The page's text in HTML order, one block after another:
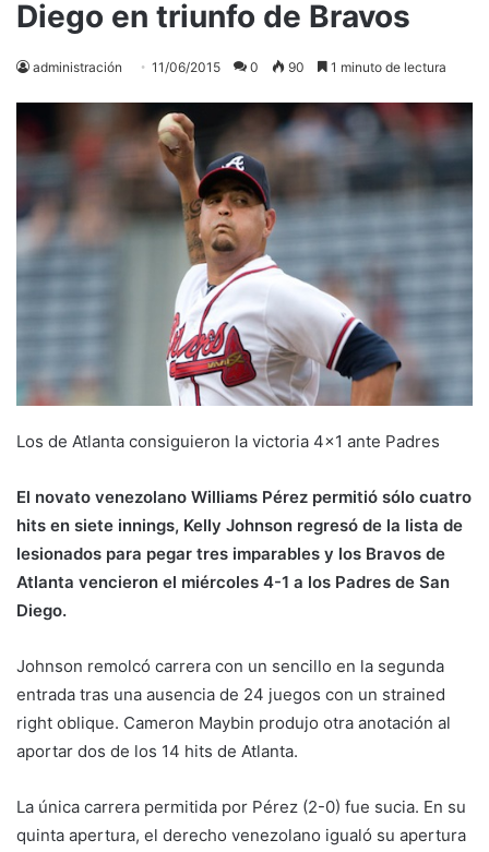
Diego en triunfo de Bravos
administración 11/06/2015 0 90 1 minuto de lectura
Los de Atlanta consiguieron la victoria 4×1 ante Padres
El novato venezolano Williams Pérez permitió sólo cuatro
hits en siete innings, Kelly Johnson regresó de la lista de
lesionados para pegar tres imparables y los Bravos de
Atlanta vencieron el miércoles 4-1 a los Padres de San
Diego.
Johnson remolcó carrera con un sencillo en la segunda
entrada tras una ausencia de 24 juegos con un strained
right oblique. Cameron Maybin produjo otra anotación al
aportar dos de los 14 hits de Atlanta.
La única carrera permitida por Pérez (2-0) fue sucia. En su
quinta apertura, el derecho venezolano igualó su apertura